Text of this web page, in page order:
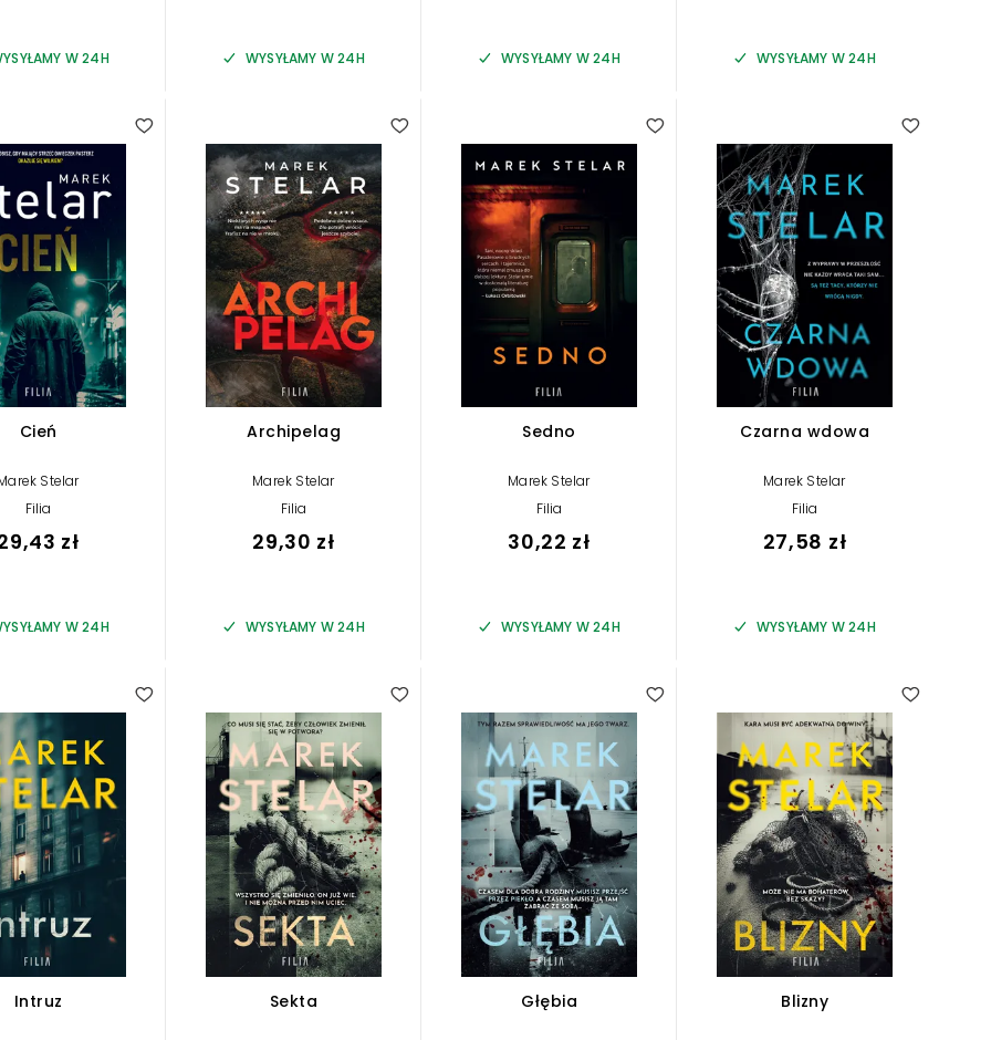
W 24H WYSYŁAMY W 24H WYSYŁAMY W 24H WYSYŁAMY W 24H
Cień
Stelar
Filia
zł
W 24H
Archipelag
Marek Stelar
Filia
29,30 zł
WYSYŁAMY W 24H
Sedno
Marek Stelar
Filia
30,22 zł
WYSYŁAMY W 24H
Czarna wdowa
Marek Stelar
Filia
27,58 zł
WYSYŁAMY W 24H
Intruz Sekta Głębia Blizny